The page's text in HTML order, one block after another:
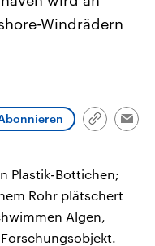
Windrädern
Link
Plastik-Bottichen;
Rohr plätschert
Algen,